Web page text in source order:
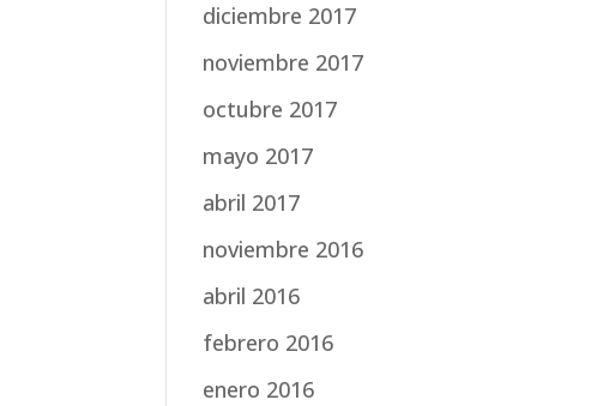
diciembre 2017
noviembre 2017
octubre 2017
mayo 2017
abril 2017
noviembre 2016
abril 2016
febrero 2016
enero 2016